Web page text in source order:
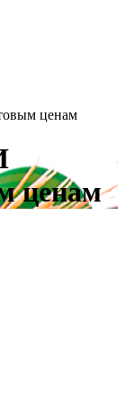
ценам
ценам